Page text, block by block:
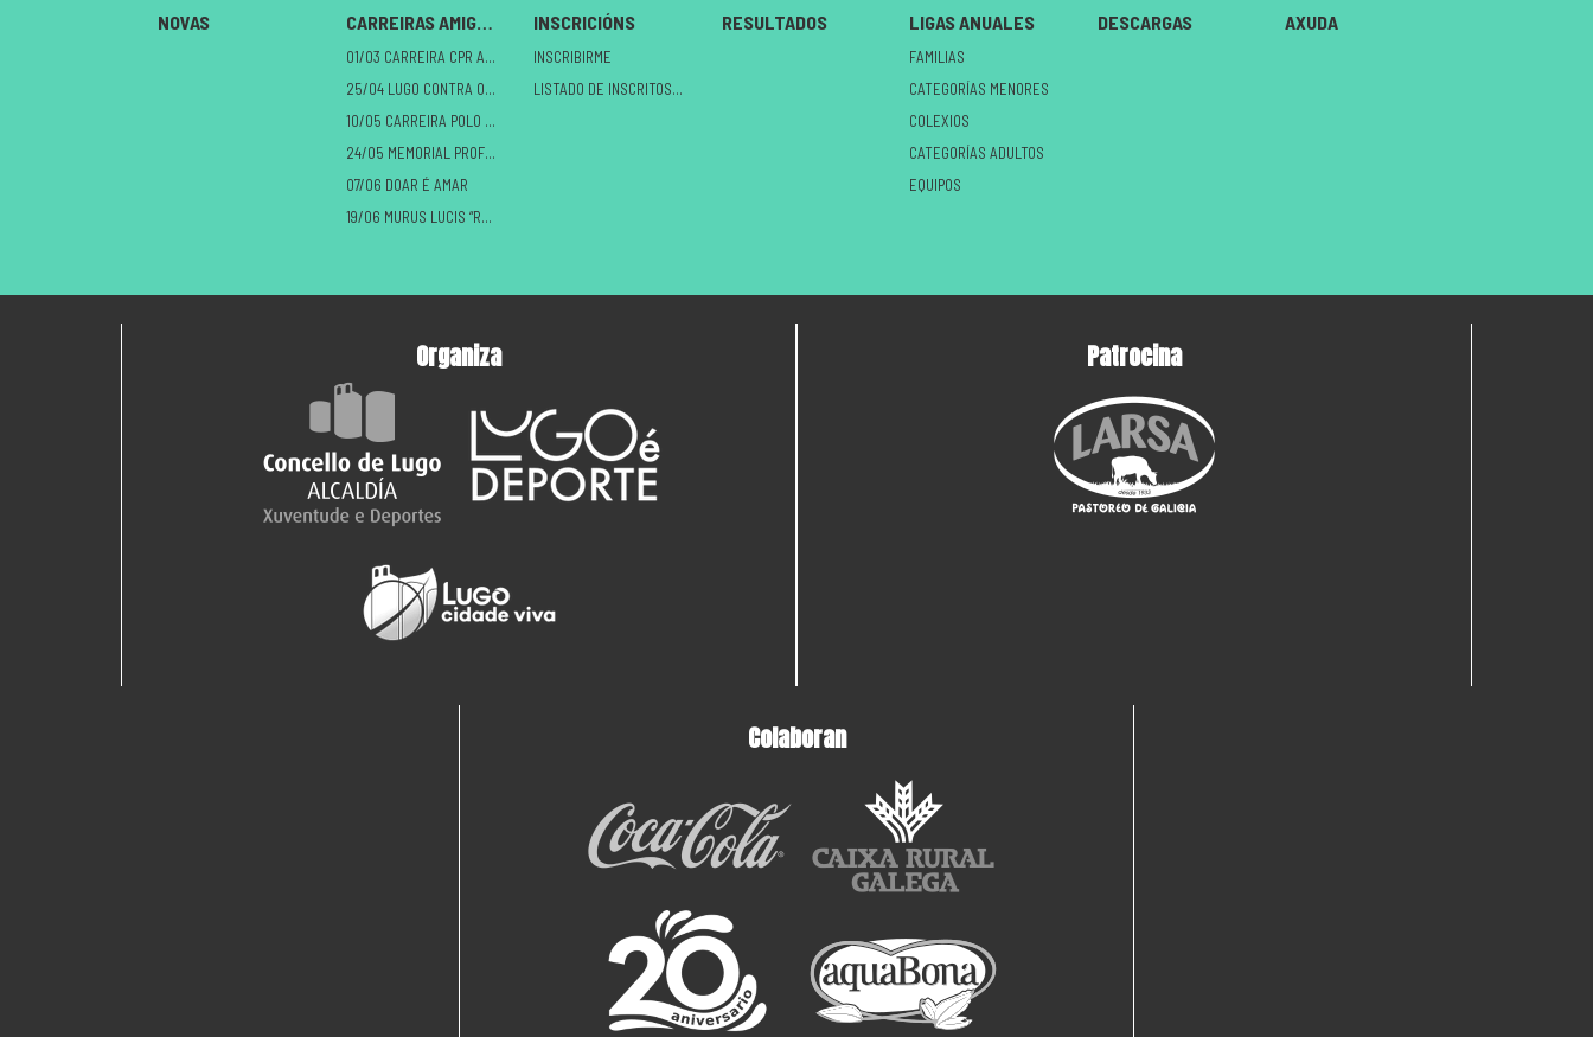
NOVAS CARREIRAS AMIGAS
01/03 CARREIRA CPR A MILAGROSA
25/04 LUGO CONTRA O CANCRO
10/05 CARREIRA POLO DANO CEREBRAL
24/05 MEMORIAL PROFE ALBERTO
07/06 DOAR É AMAR
19/06 MURUS LUCIS “ROMANOS VS CASTREXOS”
INSCRICIÓNS
INSCRIBIRME
LISTADO DE INSCRITOS NO CIRCUÍTO
RESULTADOS LIGAS ANUALES
FAMILIAS
CATEGORÍAS MENORES
COLEXIOS
CATEGORÍAS ADULTOS
EQUIPOS
DESCARGAS AXUDA
Organiza Patrocina
Colaboran